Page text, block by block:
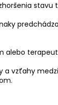
stavu
alebo
a vzťahy